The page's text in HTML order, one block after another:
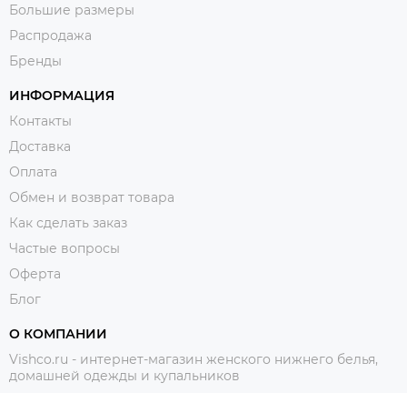
Большие размеры
Распродажа
Бренды
ИНФОРМАЦИЯ
Контакты
Доставка
Оплата
Обмен и возврат товара
Как сделать заказ
Частые вопросы
Оферта
Блог
О КОМПАНИИ
Vishco.ru - интернет-магазин женского нижнего белья,
домашней одежды и купальников